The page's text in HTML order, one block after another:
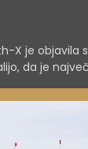
X je objavila
da je